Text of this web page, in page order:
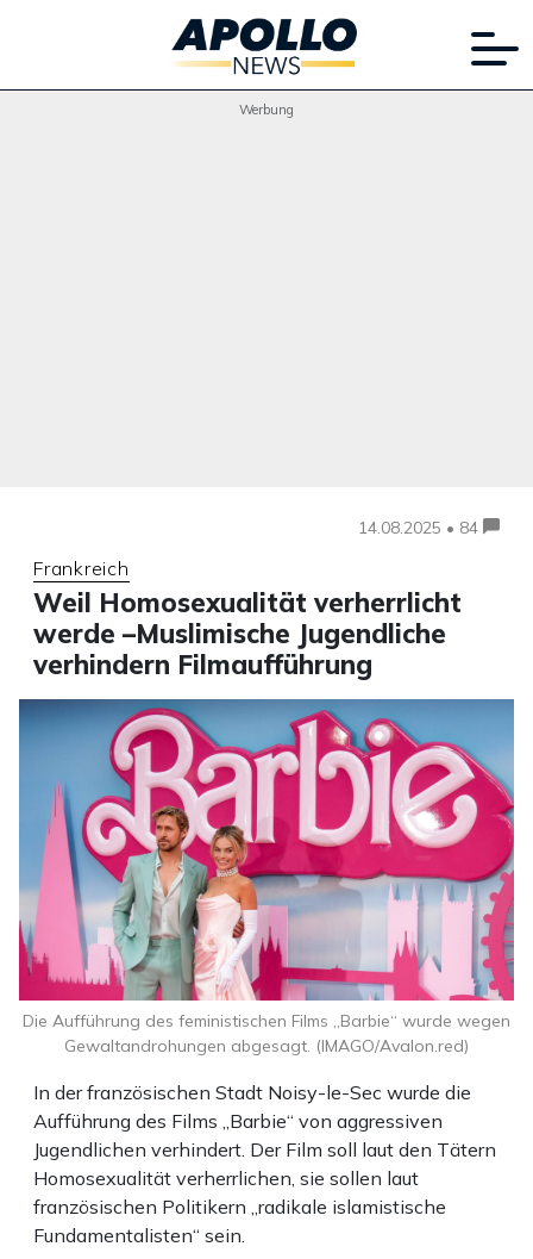
Werbung
14.08.2025 • 84
Frankreich
Weil Homosexualität verherrlicht
werde –Muslimische Jugendliche
verhindern Filmaufführung
In der französischen Stadt Noisy-le-Sec wurde die
Aufführung des Films „Barbie“ von aggressiven
Jugendlichen verhindert. Der Film soll laut den Tätern
Homosexualität verherrlichen, sie sollen laut
französischen Politikern „radikale islamistische
Fundamentalisten“ sein.
Die Aufführung des feministischen Films „Barbie“ wurde wegen
Gewaltandrohungen abgesagt. (IMAGO/Avalon.red)